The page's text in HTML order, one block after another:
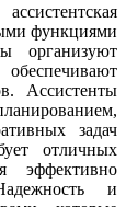
функциями
организуют
Ассистенты
задач
отличных
эффективно
и